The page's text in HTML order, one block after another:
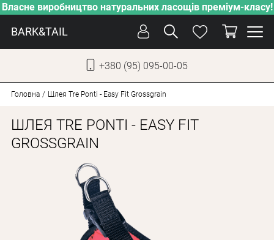
Власне виробництво натуральних ласощів преміум-класу!
BARK&TAIL
+380 (95) 095-00-05
СОБАКИ
ВЛАСНЕ ВИРОБНИЦТВО
НОВИНКИ
АКЦІЇ
Головна Шлея Tre Ponti - Easy Fit Grossgrain
ШЛЕЯ TRE PONTI - EASY FIT
GROSSGRAIN